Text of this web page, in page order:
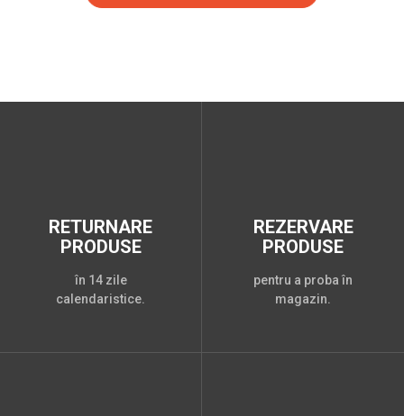
RETURNARE
PRODUSE
în 14 zile
calendaristice.
REZERVARE
PRODUSE
pentru a proba în
magazin.